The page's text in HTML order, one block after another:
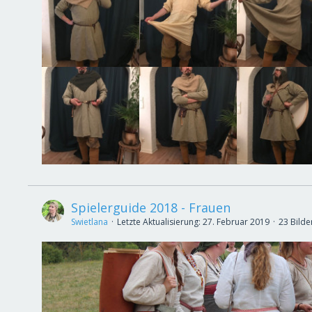
Spielerguide 2018 - Frauen
Swietlana Letzte Aktualisierung: 27. Februar 2019 23